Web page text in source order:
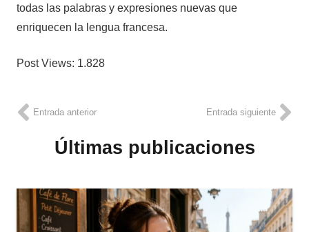
todas las palabras y expresiones nuevas que
enriquecen la lengua francesa.
Post Views: 1.828
Entrada anterior Entrada siguiente
Últimas publicaciones